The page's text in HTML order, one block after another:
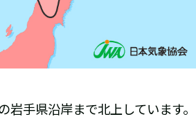
岩手県沿岸まで北上しています。